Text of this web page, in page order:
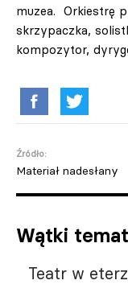
muzea. Orkiestrę
skrzypaczka,
kompozytor,
Źródło:
Materiał nadesłany
Wątki
Teatr w